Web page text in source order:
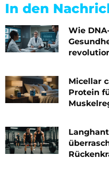
In den
Wie
Micellar
Protein